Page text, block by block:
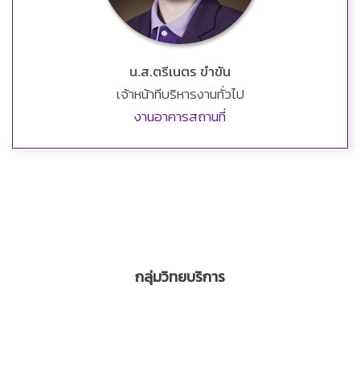
น.ส.ตรีเนตร ขำขัน
เจ้าหน้าทีบริหารงานทั่วไป
งานอาคารสถานที่
กลุ่มวิทยบริการ